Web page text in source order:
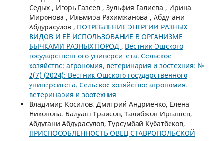
Седых , Игорь Газеев , Зульфия Галиева , Ирина
Миронова , Ильмира Рахимжанова , Абдугани
Абдурасулов , ПОТРЕБЛЕНИЕ ЭНЕРГИИ РАЗНЫХ
ВИДОВ И ЕЁ ИСПОЛЬЗОВАНИЕ В ОРГАНИЗМЕ
БЫЧКАМИ РАЗНЫХ ПОРОД , Вестник Ошского
государственного университета. Сельское
хозяйство: агрономия, ветеринария и зоотехния: №
2(7) (2024): Вестник Ошского государственного
университета. Сельское хозяйство: агрономия,
ветеринария и зоотехния
Владимир Косилов, Дмитрий Андриенко, Елена
Никонова, Балуаш Траисов, Талибжон Иргашев,
Абдугани Абдурасулов, Турсумбай Кубатбеков,
ПРИСПОСОБЛЕННОСТЬ ОВЕЦ СТАВРОПОЛЬСКОЙ